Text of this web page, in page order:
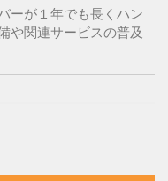
ーが１年でも長くハン
や関連サービスの普及